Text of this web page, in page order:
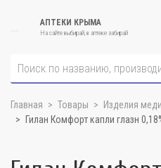
АПТЕКИ КРЫМА
На сайте выбирай, в аптеке забирай
Главная Товары
Изделия
Гилан Комфорт капли глазн